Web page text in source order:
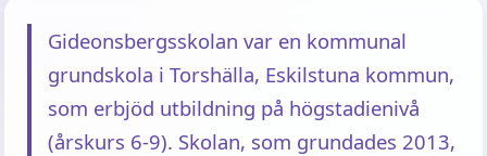
Gideonsbergsskolan var en kommunal
grundskola i Torshälla, Eskilstuna kommun,
som erbjöd utbildning på högstadienivå
(årskurs 6-9). Skolan, som grundades 2013,